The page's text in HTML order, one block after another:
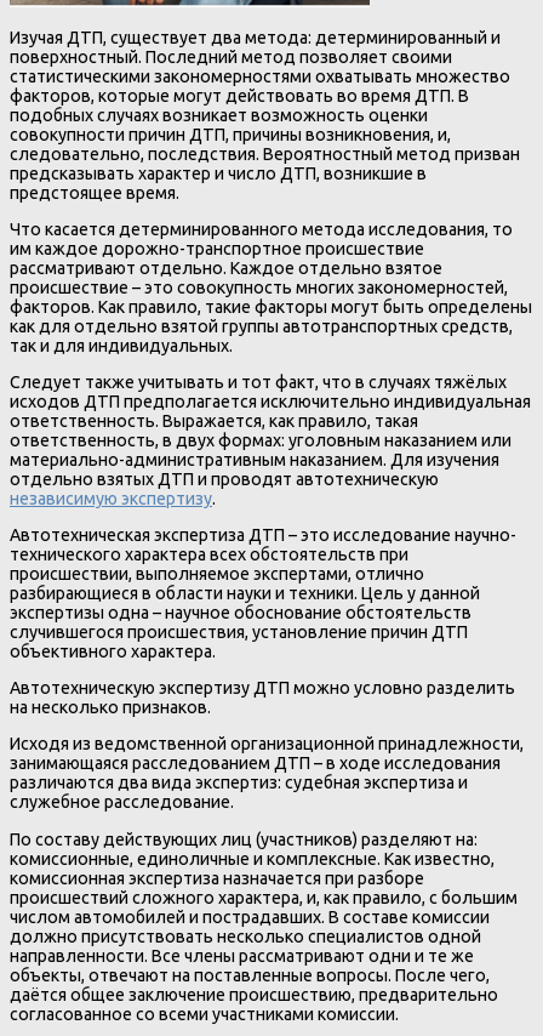
Изучая ДТП, существует два метода: детерминированный и
поверхностный. Последний метод позволяет своими
статистическими закономерностями охватывать множество
факторов, которые могут действовать во время ДТП. В
подобных случаях возникает возможность оценки
совокупности причин ДТП, причины возникновения, и,
следовательно, последствия. Вероятностный метод призван
предсказывать характер и число ДТП, возникшие в
предстоящее время.
Что касается детерминированного метода исследования, то
им каждое дорожно-транспортное происшествие
рассматривают отдельно. Каждое отдельно взятое
происшествие – это совокупность многих закономерностей,
факторов. Как правило, такие факторы могут быть определены
как для отдельно взятой группы автотранспортных средств,
так и для индивидуальных.
Следует также учитывать и тот факт, что в случаях тяжёлых
исходов ДТП предполагается исключительно индивидуальная
ответственность. Выражается, как правило, такая
ответственность, в двух формах: уголовным наказанием или
материально-административным наказанием. Для изучения
отдельно взятых ДТП и проводят автотехническую
независимую экспертизу.
Автотехническая экспертиза ДТП – это исследование научно-
технического характера всех обстоятельств при
происшествии, выполняемое экспертами, отлично
разбирающиеся в области науки и техники. Цель у данной
экспертизы одна – научное обоснование обстоятельств
случившегося происшествия, установление причин ДТП
объективного характера.
Автотехническую экспертизу ДТП можно условно разделить
на несколько признаков.
Исходя из ведомственной организационной принадлежности,
занимающаяся расследованием ДТП – в ходе исследования
различаются два вида экспертиз: судебная экспертиза и
служебное расследование.
По составу действующих лиц (участников) разделяют на:
комиссионные, единоличные и комплексные. Как известно,
комиссионная экспертиза назначается при разборе
происшествий сложного характера, и, как правило, с большим
числом автомобилей и пострадавших. В составе комиссии
должно присутствовать несколько специалистов одной
направленности. Все члены рассматривают одни и те же
объекты, отвечают на поставленные вопросы. После чего,
даётся общее заключение происшествию, предварительно
согласованное со всеми участниками комиссии.